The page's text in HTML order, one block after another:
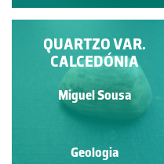
BLENDA
Miguel Sousa
Geologia
QUARTZO VAR.
CALCEDÓNIA
Miguel Sousa
Geologia